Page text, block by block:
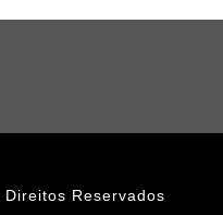
Reservados